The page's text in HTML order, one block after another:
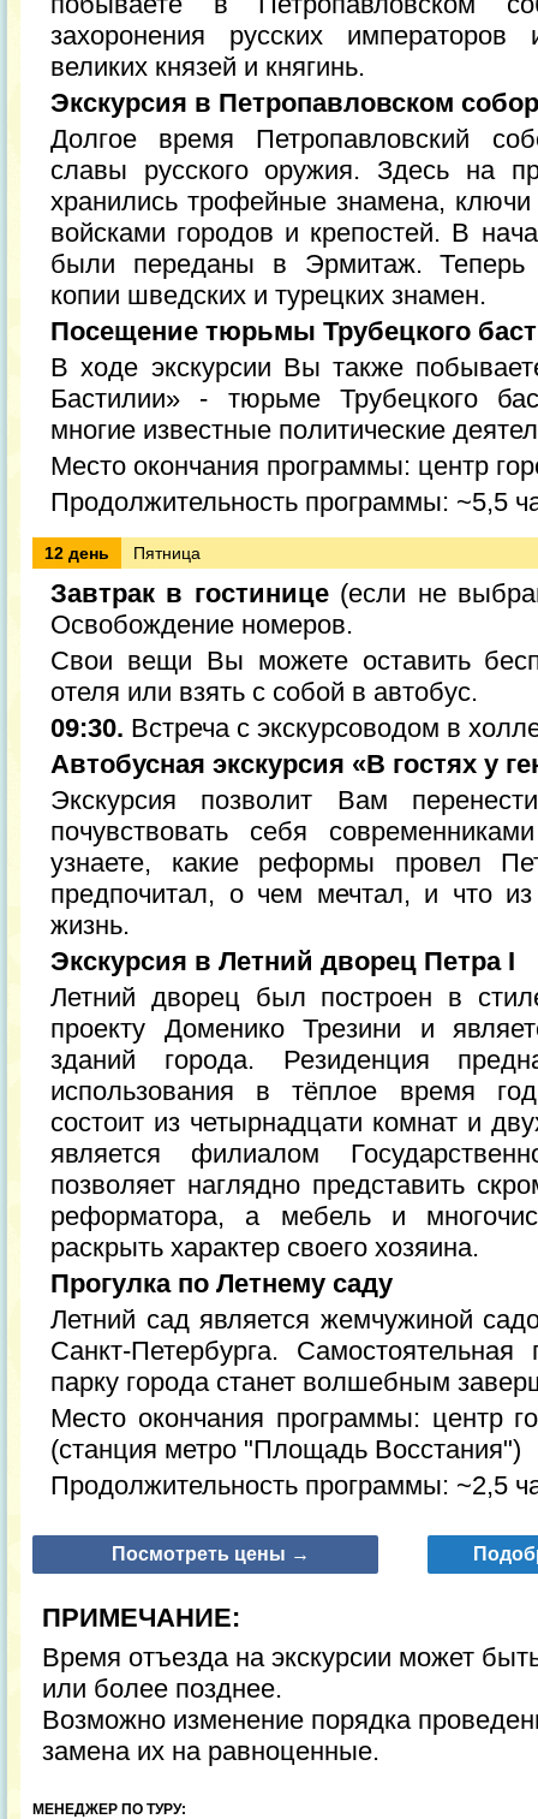
захоронения русских
великих князей и княгинь.
Экскурсия в Петропавловском
Долгое время Петропавловский
славы русского оружия. Здесь на
хранились трофейные знамена, ключи
войсками городов и крепостей. В
были переданы в Эрмитаж. Теперь
копии шведских и турецких знамен.
Посещение тюрьмы Трубецкого
В ходе экскурсии Вы также
Бастилии» - тюрьме Трубецкого
многие известные политические
Место окончания программы: центр
Продолжительность программы: ~5,5
12 день Пятница
Завтрак в гостинице(если не
Освобождение номеров.
Свои вещи Вы можете оставить
отеля или взять с собой в автобус.
09:30. Встреча с экскурсоводом в
Автобусная экскурсия «В гостях у
Экскурсия позволит Вам
почувствовать себя
узнаете, какие реформы провел
предпочитал, о чем мечтал, и что
жизнь.
Экскурсия в Летний дворец Петра I
Летний дворец был построен в
проекту Доменико Трезини и
зданий города. Резиденция
использования в тёплое время
состоит из четырнадцати комнат и
является филиалом
позволяет наглядно представить
реформатора, а мебель и
раскрыть характер своего хозяина.
Прогулка по Летнему саду
Летний сад является жемчужиной
Санкт-Петербурга.
парку города станет волшебным
Место окончания программы: центр
(станция метро "Площадь Восстания")
Продолжительность программы: ~2,5
Посмотреть цены →
ПРИМЕЧАНИЕ:
Время отъезда на экскурсии может
или более позднее.
Возможно изменение порядка
замена их на равноценные.
МЕНЕДЖЕР ПО ТУРУ: